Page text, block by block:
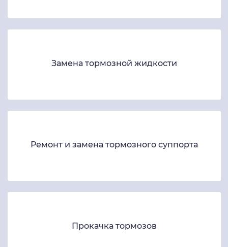
Замена тормозной жидкости
Ремонт и замена тормозного суппорта
Прокачка тормозов